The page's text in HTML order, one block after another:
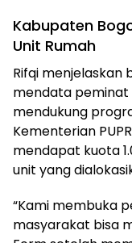
Kabupaten
Unit Rumah
Rifqi menjelaskan
mendata peminat
mendukung
Kementerian
mendapat kuota
unit yang
“Kami membuka
masyarakat bisa